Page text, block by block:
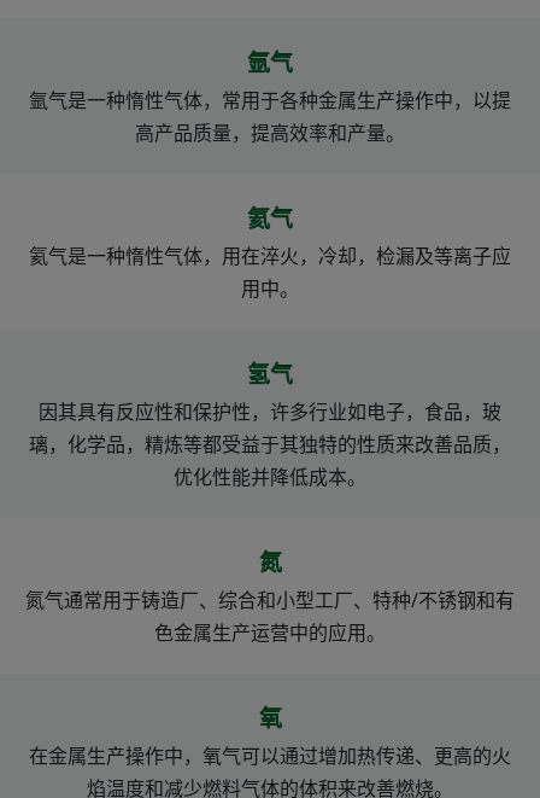
氩气
氩气是一种惰性气体，常用于各种金属生产操作中，以提
高产品质量，提高效率和产量。
氦气
氦气是一种惰性气体，用在淬火，冷却，检漏及等离子应
用中。
氢气
因其具有反应性和保护性，许多行业如电子，食品，玻
璃，化学品，精炼等都受益于其独特的性质来改善品质，
优化性能并降低成本。
氮
氮气通常用于铸造厂、综合和小型工厂、特种/不锈钢和有
色金属生产运营中的应用。
氧
在金属生产操作中，氧气可以通过增加热传递、更高的火
焰温度和减少燃料气体的体积来改善燃烧。